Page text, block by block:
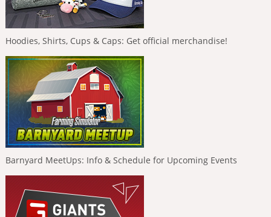
Hoodies, Shirts, Cups & Caps: Get official merchandise!
Barnyard MeetUps: Info & Schedule for Upcoming Events